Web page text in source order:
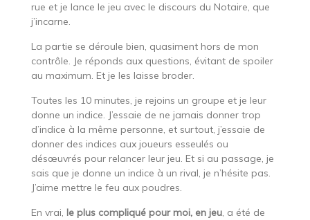
rue et je lance le jeu avec le discours du Notaire, que
j’incarne.
La partie se déroule bien, quasiment hors de mon
contrôle. Je réponds aux questions, évitant de spoiler
au maximum. Et je les laisse broder.
Toutes les 10 minutes, je rejoins un groupe et je leur
donne un indice. J’essaie de ne jamais donner trop
d’indice à la même personne, et surtout, j’essaie de
donner des indices aux joueurs esseulés ou
désœuvrés pour relancer leur jeu. Et si au passage, je
sais que je donne un indice à un rival, je n’hésite pas.
J’aime mettre le feu aux poudres.
En vrai, le plus compliqué pour moi, en jeu, a été de